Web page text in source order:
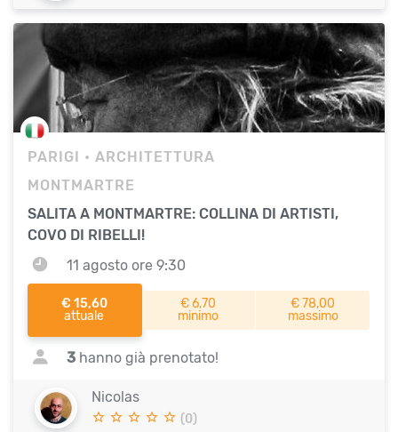
PARIGI • ARCHITETTURA
MONTMARTRE
SALITA A MONTMARTRE: COLLINA DI ARTISTI,
COVO DI RIBELLI!
11 agosto ore 9:30
€ 15,60
attuale
€ 6,70
minimo
€ 78,00
massimo
3 hanno già prenotato!
Nicolas
(0)